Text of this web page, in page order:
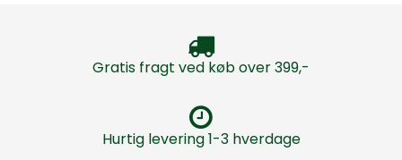
Gratis fragt ved køb over 399,-
Hurtig levering 1-3 hverdage